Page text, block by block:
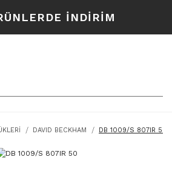
İNDİRİM
DAVID BECKHAM DB 1009/S 807IR 50